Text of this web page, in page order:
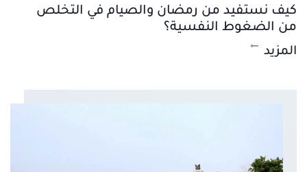
كيف نستفيد من رمضان والصيام في التخلص
من الضغوط النفسية؟
المزيد